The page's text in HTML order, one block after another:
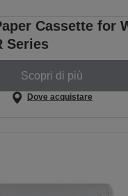
Cassette for
Series
Scopri di più
Dove acquistare